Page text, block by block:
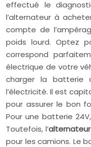
effectué le
l’alternateur à
compte de
poids lourd. Optez
correspond
électrique de votre
charger la batterie
l’électricité. Il est
pour assurer le bon
Pour une batterie
Toutefois, l’
pour les camions. Le